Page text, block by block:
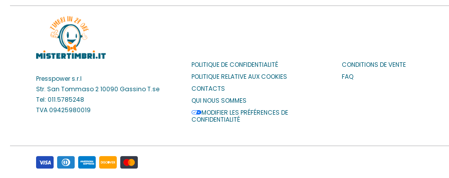
Presspower s.r.l
Str. San Tommaso 2 10090 Gassino T.se
Tel: 011.5785248
TVA 09425980019
POLITIQUE DE CONFIDENTIALITÉ
POLITIQUE RELATIVE AUX COOKIES
CONTACTS
QUI NOUS SOMMES
MODIFIER LES PRÉFÉRENCES DE
CONFIDENTIALITÉ
CONDITIONS DE VENTE
FAQ